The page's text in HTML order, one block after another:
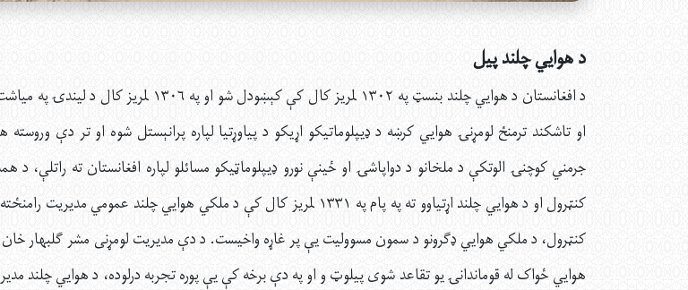
د هوايي چلند پیل
د افغانستان د هوايي چلند بنسټ په ۱۳۰۲ لمریز کال کې کېښودل شو او په ۱۳۰۶
او تاشکند ترمنځ لومړنۍ هوايي کرښه د ډیپلوماتیکو اړیکو د پیاوړتیا لپاره پرانېستل شوه او تر دې
جرمني کوچنۍ الوتکې د ملخانو د دواپاشۍ او ځينې نورو ډيپلوماټيکو مسائلو لپاره افغانستان ته راتلې، د
کنټرول او د هوايي چلند اړتياوو ته په پام په ۱۳۳۱ لمریز کال کې د ملکي هوايي چلند عمومي مدیریت
کنټرول، د ملکي هوايي ډګرونو د سمون مسوولیت یې پر غاړه واخیست. د دې مدیریت لومړنی مشر ګلبهار
هوايي ځواک له قوماندانۍ يو تقاعد شوی پيلوټ و او په دې برخه کې يې پوره تجربه درلوده، د هوايي چلند